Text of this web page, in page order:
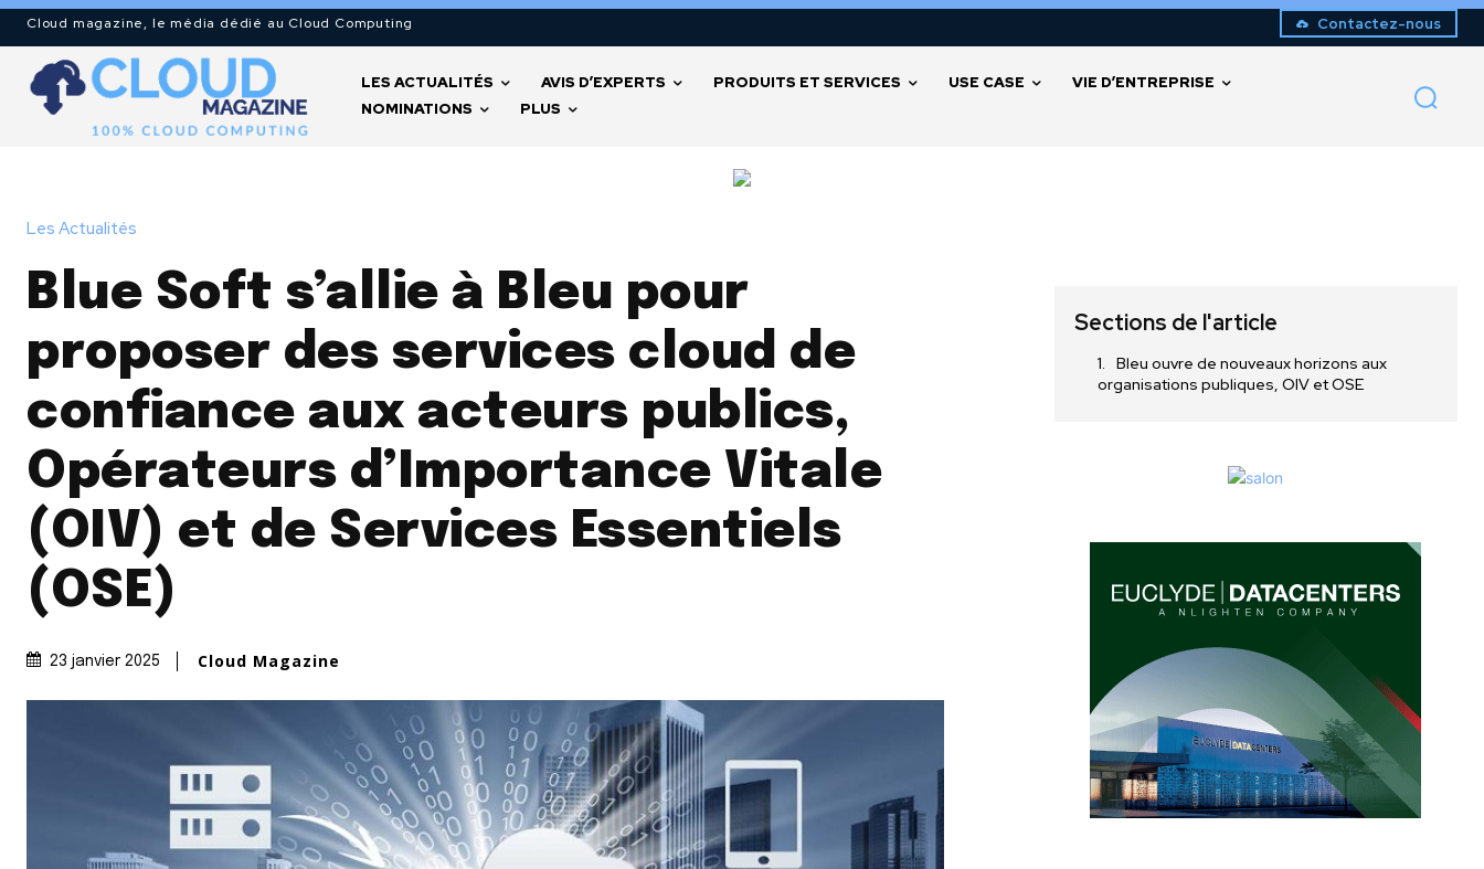
Cloud magazine, le média dédié au Cloud Computing Contactez-nous
LES ACTUALITÉS AVIS D’EXPERTS PRODUITS ET SERVICES USE CASE
VIE D’ENTREPRISE
NOMINATIONS
PLUS
Les Actualités
Blue Soft s’allie à Bleu pour
proposer des services cloud de
confiance aux acteurs publics,
Opérateurs d’Importance Vitale
(OIV) et de Services Essentiels
(OSE)
23 janvier 2025 Cloud Magazine
Sections de l'article
Bleu ouvre de nouveaux horizons aux
organisations publiques, OIV et OSE